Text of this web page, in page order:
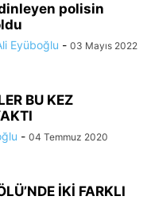
polisin
Eyüboğlu - 03 Mayıs 2022
BU KEZ
- 04 Temmuz 2020
İKİ FARKLI